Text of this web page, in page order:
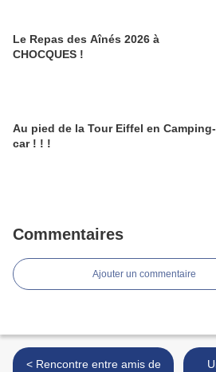
Le Repas des Aînés 2026 à
CHOCQUES !
Au pied de la Tour Eiffel en Camping-
car ! ! !
Commentaires
Ajouter un commentaire
< Rencontre entre amis de